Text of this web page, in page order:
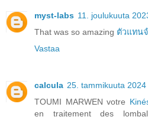
myst-labs 11. joulukuuta
That was so amazing ตัวแทน
Vastaa
calcula 25. tammikuuta 2024
TOUMI MARWEN votre
en traitement des